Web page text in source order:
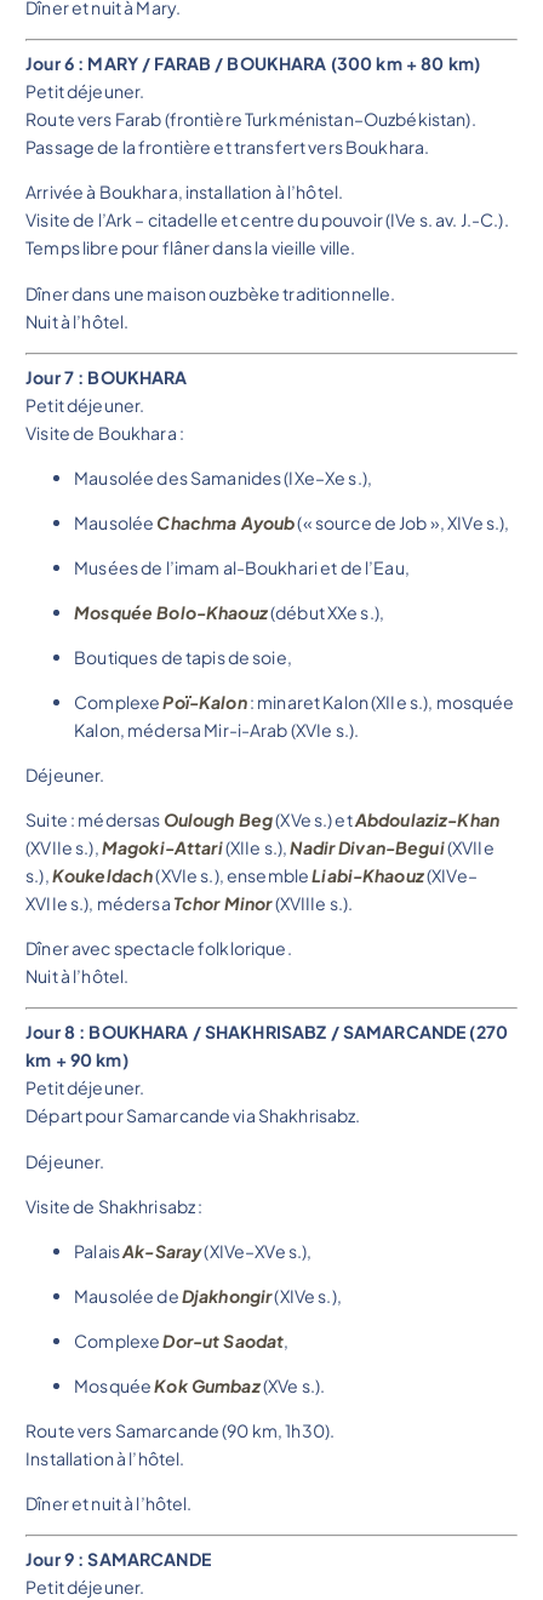
Dîner et nuit à Mary.
Jour 6 : MARY / FARAB / BOUKHARA (300 km + 80 km)
Petit déjeuner.
Route vers Farab (frontière Turkménistan–Ouzbékistan).
Passage de la frontière et transfert vers Boukhara.
Arrivée à Boukhara, installation à l’hôtel.
Visite de l’Ark – citadelle et centre du pouvoir (IVe s. av. J.-C.).
Temps libre pour flâner dans la vieille ville.
Dîner dans une maison ouzbèke traditionnelle.
Nuit à l’hôtel.
Jour 7 : BOUKHARA
Petit déjeuner.
Visite de Boukhara :
Mausolée des Samanides (IXe–Xe s.),
Mausolée Chachma Ayoub(« source de Job », XIVe s.),
Musées de l’imam al-Boukhari et de l’Eau,
Mosquée Bolo-Khaouz(début XXe s.),
Boutiques de tapis de soie,
ComplexePoï-Kalon: minaret Kalon (XIIe s.), mosquée
Kalon, médersa Mir-i-Arab (XVIe s.).
Déjeuner.
Suite : médersas Oulough Beg(XVe s.) etAbdoulaziz-Khan
(XVIIe s.),Magoki-Attari(XIIe s.),Nadir Divan-Begui(XVIIe
s.),Koukeldach(XVIe s.), ensembleLiabi-Khaouz(XIVe–
XVIIe s.), médersa Tchor Minor(XVIIIe s.).
Dîner avec spectacle folklorique.
Nuit à l’hôtel.
Jour 8 : BOUKHARA / SHAKHRISABZ / SAMARCANDE (270
km + 90 km)
Petit déjeuner.
Départ pour Samarcande via Shakhrisabz.
Déjeuner.
Visite de Shakhrisabz :
PalaisAk-Saray(XIVe–XVe s.),
Mausolée deDjakhongir(XIVe s.),
ComplexeDor-ut Saodat,
MosquéeKok Gumbaz(XVe s.).
Route vers Samarcande (90 km, 1h30).
Installation à l’hôtel.
Dîner et nuit à l’hôtel.
Jour 9 : SAMARCANDE
Petit déjeuner.